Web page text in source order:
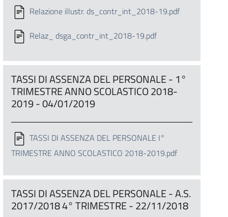
Relazione illustr. ds_contr_int_2018-19.pdf
Relaz_ dsga_contr_int_2018-19.pdf
TASSI DI ASSENZA DEL PERSONALE - 1°
TRIMESTRE ANNO SCOLASTICO 2018-
2019 - 04/01/2019
TASSI DI ASSENZA DEL PERSONALE I°
TRIMESTRE ANNO SCOLASTICO 2018-2019.pdf
TASSI DI ASSENZA DEL PERSONALE - A.S.
2017/2018 4° TRIMESTRE - 22/11/2018